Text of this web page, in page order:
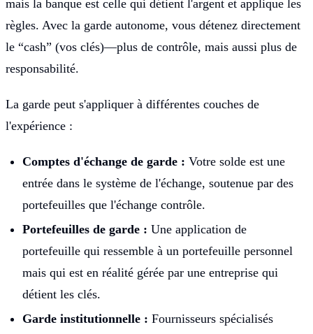
mais la banque est celle qui détient l'argent et applique les
règles. Avec la garde autonome, vous détenez directement
le “cash” (vos clés)—plus de contrôle, mais aussi plus de
responsabilité.
La garde peut s'appliquer à différentes couches de
l'expérience :
Comptes d'échange de garde : Votre solde est une
entrée dans le système de l'échange, soutenue par des
portefeuilles que l'échange contrôle.
Portefeuilles de garde : Une application de
portefeuille qui ressemble à un portefeuille personnel
mais qui est en réalité gérée par une entreprise qui
détient les clés.
Garde institutionnelle : Fournisseurs spécialisés